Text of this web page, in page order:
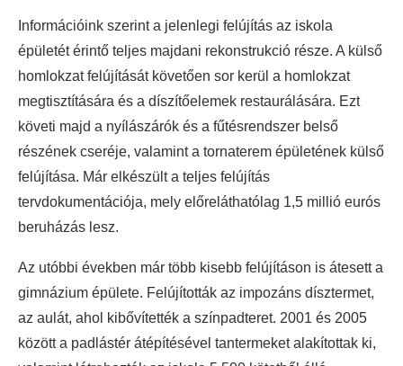
Információink szerint a jelenlegi felújítás az iskola
épületét érintő teljes majdani rekonstrukció része. A külső
homlokzat felújítását követően sor kerül a homlokzat
megtisztítására és a díszítőelemek restaurálására. Ezt
követi majd a nyílászárók és a fűtésrendszer belső
részének cseréje, valamint a tornaterem épületének külső
felújítása. Már elkészült a teljes felújítás
tervdokumentációja, mely előreláthatólag 1,5 millió eurós
beruházás lesz.
Az utóbbi években már több kisebb felújításon is átesett a
gimnázium épülete. Felújították az impozáns dísztermet,
az aulát, ahol kibővítették a színpadteret. 2001 és 2005
között a padlástér átépítésével tantermeket alakítottak ki,